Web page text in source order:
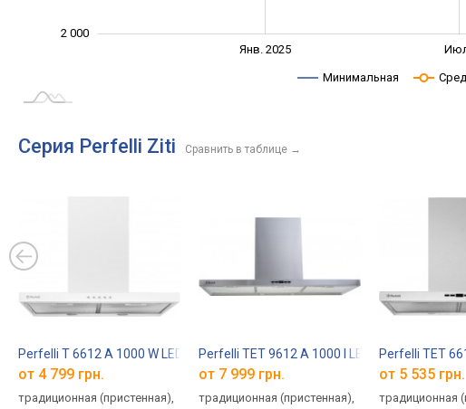
2 000
Янв. 2025
Минимальная
Серия Perfelli Ziti Сравнить в таблице →
Perfelli T 6612 A 1000 W LED
от 4 799 грн.
традиционная (пристенная),
Perfelli TET 9612 A 1000 I LED
от 7 999 грн.
традиционная (пристенная),
Perfelli TET
от 5 535 грн.
традиционная